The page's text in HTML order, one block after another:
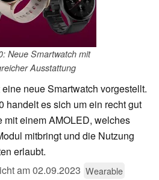
Neue Smartwatch mit
Ausstattung
neue Smartwatch vorgestellt.
handelt es sich um ein recht gut
mit einem AMOLED, welches
mitbringt und die Nutzung
erlaubt.
am02.09.2023 Wearable